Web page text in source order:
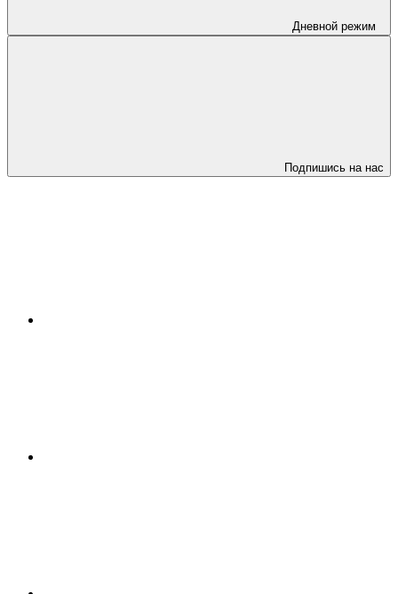
Дневной режим
Подпишись на нас